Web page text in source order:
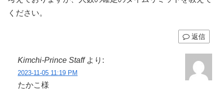
ください。
返信
Kimchi-Prince Staff より:
2023-11-05 11:19 PM
たかこ様